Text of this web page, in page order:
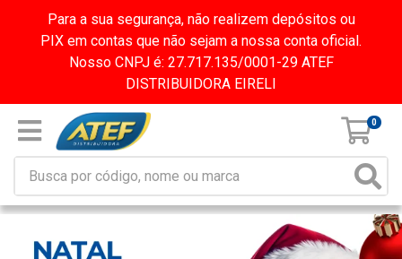
Para a sua segurança, não realizem depósitos ou
PIX em contas que não sejam a nossa conta oficial.
Nosso CNPJ é: 27.717.135/0001-29 ATEF
DISTRIBUIDORA EIRELI
0